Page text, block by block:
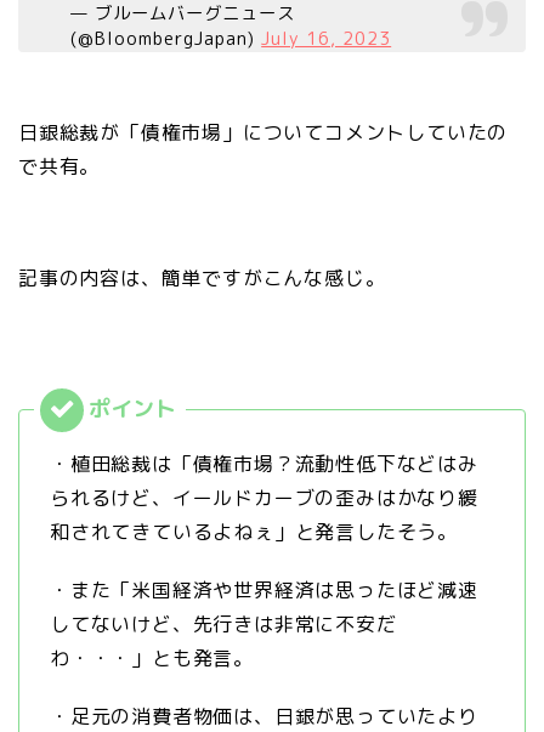
— ブルームバーグニュース
(@BloombergJapan)July 16, 2023
日銀総裁が「債権市場」についてコメントしていたの
で共有。
記事の内容は、簡単ですがこんな感じ。
・植田総裁は「債権市場？流動性低下などはみ
られるけど、イールドカーブの歪みはかなり緩
和されてきているよねぇ」と発言したそう。
・また「米国経済や世界経済は思ったほど減速
してないけど、先行きは非常に不安だ
わ・・・」とも発言。
・足元の消費者物価は、日銀が思っていたより